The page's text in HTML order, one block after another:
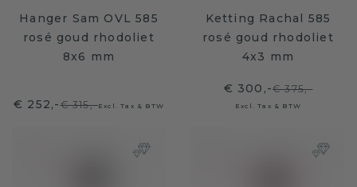
Hanger Sam OVL 585
rosé goud rhodoliet
8x6 mm
€ 252,-€ 315,-Excl. Tax & BTW
Ketting Rachal 585
rosé goud rhodoliet
4x3 mm
€ 300,-€ 375,-
Excl. Tax & BTW